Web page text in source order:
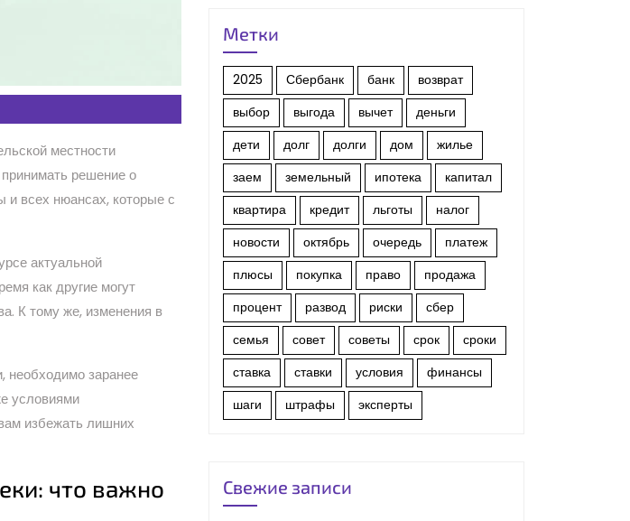
местности
решение о
и всех нюансах, которые с
актуальной
как другие могут
К тому же, изменения в
необходимо заранее
условиями
избежать лишних
что важно
Метки
2025 Сбербанк банк
возврат
выбор
выгода вычет
деньги
дети
долг долги дом
жилье
заем
земельный ипотека
капитал
квартира
кредит льготы
налог
новости
октябрь очередь
платеж
плюсы
покупка право
продажа
процент
развод риски
сбер
семья
совет советы срок
сроки
ставка
ставки условия
финансы
шаги
штрафы эксперты
Свежие записи